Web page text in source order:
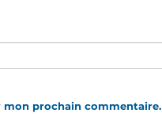
prochain commentaire.